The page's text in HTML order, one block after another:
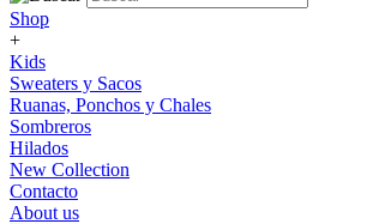
Shop
+
Kids
Sweaters y Sacos
Ruanas, Ponchos y Chales
Sombreros
Hilados
New Collection
Contacto
About us